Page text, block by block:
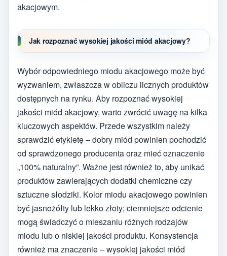
akacjowym.
Jak rozpoznać wysokiej jakości miód akacjowy?
Wybór odpowiedniego miodu akacjowego może być
wyzwaniem, zwłaszcza w obliczu licznych produktów
dostępnych na rynku. Aby rozpoznać wysokiej
jakości miód akacjowy, warto zwrócić uwagę na kilka
kluczowych aspektów. Przede wszystkim należy
sprawdzić etykietę – dobry miód powinien pochodzić
od sprawdzonego producenta oraz mieć oznaczenie
„100% naturalny”. Ważne jest również to, aby unikać
produktów zawierających dodatki chemiczne czy
sztuczne słodziki. Kolor miodu akacjowego powinien
być jasnożółty lub lekko złoty; ciemniejsze odcienie
mogą świadczyć o mieszaniu różnych rodzajów
miodu lub o niskiej jakości produktu. Konsystencja
również ma znaczenie – wysokiej jakości miód